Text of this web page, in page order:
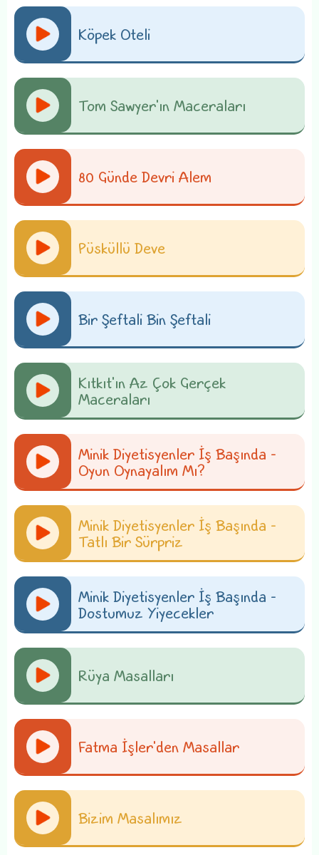
Köpek Oteli
Tom Sawyer'ın Maceraları
80 Günde Devri Alem
Püsküllü Deve
Bir Şeftali Bin Şeftali
Kıtkıt'ın Az Çok Gerçek
Maceraları
Minik Diyetisyenler İş Başında -
Oyun Oynayalım Mı?
Minik Diyetisyenler İş Başında -
Tatlı Bir Sürpriz
Minik Diyetisyenler İş Başında -
Dostumuz Yiyecekler
Rüya Masalları
Fatma İşler'den Masallar
Bizim Masalımız